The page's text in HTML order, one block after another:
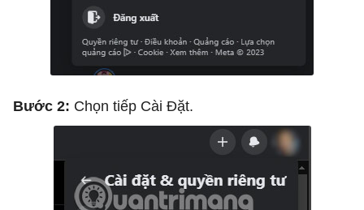
Bước 2: Chọn tiếp Cài Đặt.